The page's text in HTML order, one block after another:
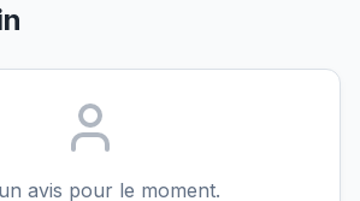
avis pour le moment.